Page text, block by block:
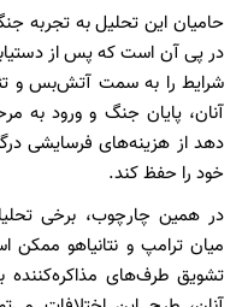
حامیان این تحلیل به تجربه
در پی آن است که پس از
شرایط را به سمت آتش‌بس و
آنان، پایان جنگ و ورود به
دهد از هزینه‌های فرسایشی
خود را حفظ کند.
در همین چارچوب، برخی
میان ترامپ و نتانیاهو
تشویق طرف‌های مذاکره‌کننده